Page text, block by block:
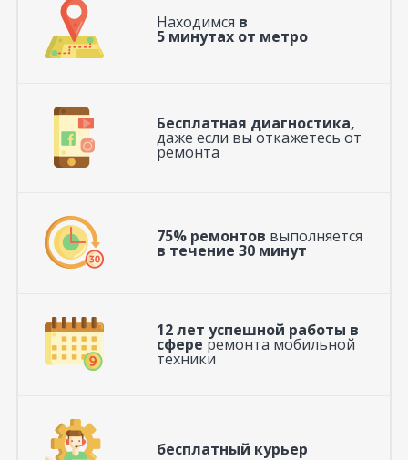
Находимся в
5 минутах от метро
Бесплатная диагностика,
даже если вы откажетесь от
ремонта
75% ремонтов выполняется
в течение 30 минут
12 лет успешной работы в
сфере ремонта мобильной
техники
бесплатный курьер